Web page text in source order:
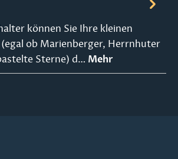
können Sie Ihre kleinen
ob Marienberger, Herrnhuter
Sterne) d… Mehr